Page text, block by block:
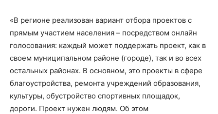
«В регионе реализован вариант отбора проектов с
прямым участием населения – посредством онлайн
голосования: каждый может поддержать проект, как в
своем муниципальном районе (городе), так и во всех
остальных районах. В основном, это проекты в сфере
благоустройства, ремонта учреждений образования,
культуры, обустройство спортивных площадок,
дороги. Проект нужен людям. Об этом